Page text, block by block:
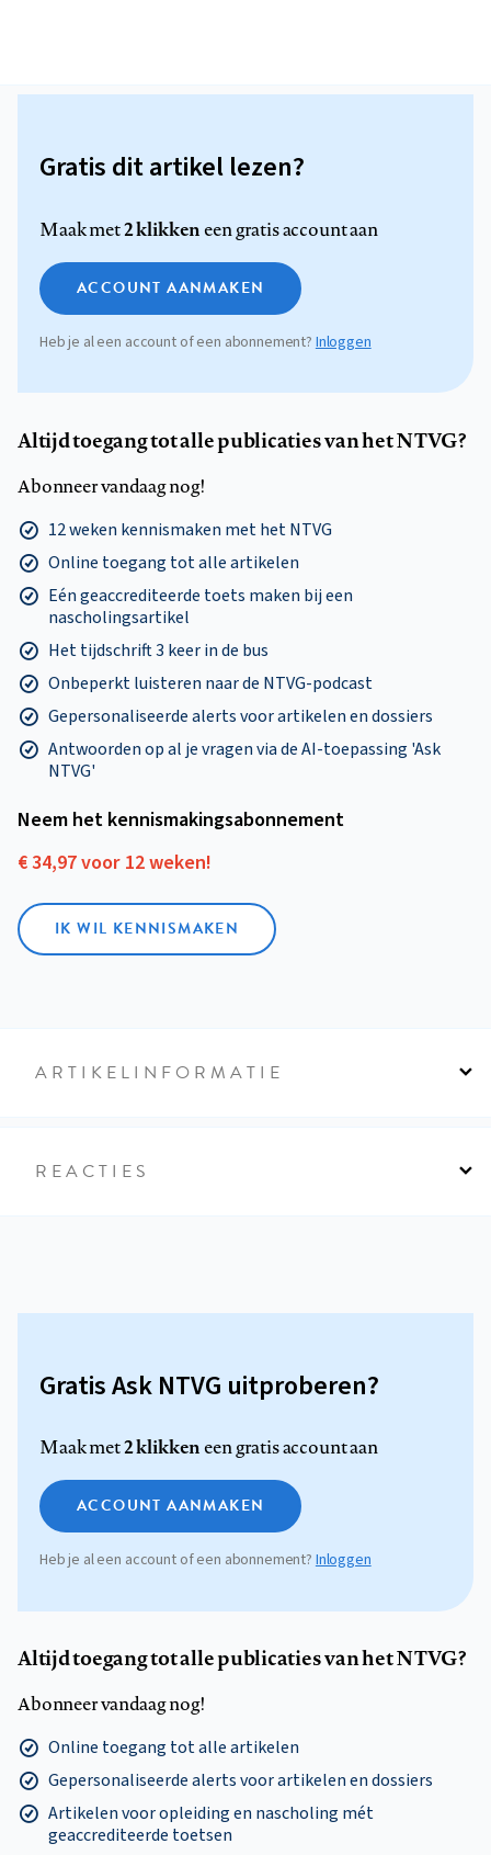
Gratis dit artikel lezen?
Maak met2 klikkeneen gratis account aan
ACCOUNT AANMAKEN
Heb je al een account of een abonnement? Inloggen
Altijd toegang tot alle publicaties van het NTVG?
Abonneer vandaag nog!
12 weken kennismaken met het NTVG
Online toegang tot alle artikelen
Eén geaccrediteerde toets maken bij een
nascholingsartikel
Het tijdschrift 3 keer in de bus
Onbeperkt luisteren naar de NTVG-podcast
Gepersonaliseerde alerts voor artikelen en dossiers
Antwoorden op al je vragen via de AI-toepassing 'Ask
NTVG'
Neem het kennismakings­abonnement
€ 34,97 voor 12 weken!
IK WIL KENNISMAKEN
ARTIKELINFORMATIE
REACTIES
Gratis Ask NTVG uitproberen?
Maak met2 klikkeneen gratis account aan
ACCOUNT AANMAKEN
Heb je al een account of een abonnement?Inloggen
Altijd toegang tot alle publicaties van het NTVG?
Abonneer vandaag nog!
Online toegang tot alle artikelen
Gepersonaliseerde alerts voor artikelen en dossiers
Artikelen voor opleiding en nascholing mét
geaccrediteerde toetsen